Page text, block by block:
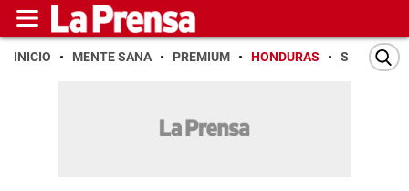
INICIO MENTE SANA PREMIUM HONDURAS SAN PEDRO